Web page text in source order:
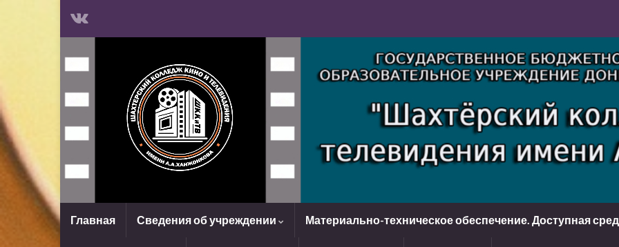
Главная Сведения об учреждении Материально-техническое обеспечение. Доступная